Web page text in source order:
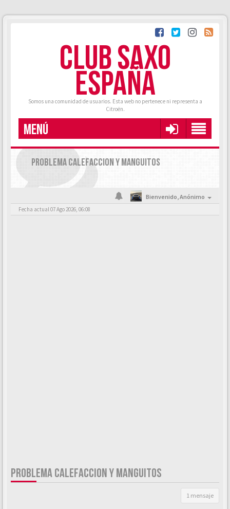
CLUB SAXO
ESPAÑA
Somos una comunidad de usuarios. Esta web no pertenece ni representa a
Citroën.
MENÚ
PROBLEMA CALEFACCION Y MANGUITOS
Bienvenido,Anónimo
Fecha actual 07 Ago 2026, 06:08
PROBLEMA CALEFACCION Y MANGUITOS
1 mensaje